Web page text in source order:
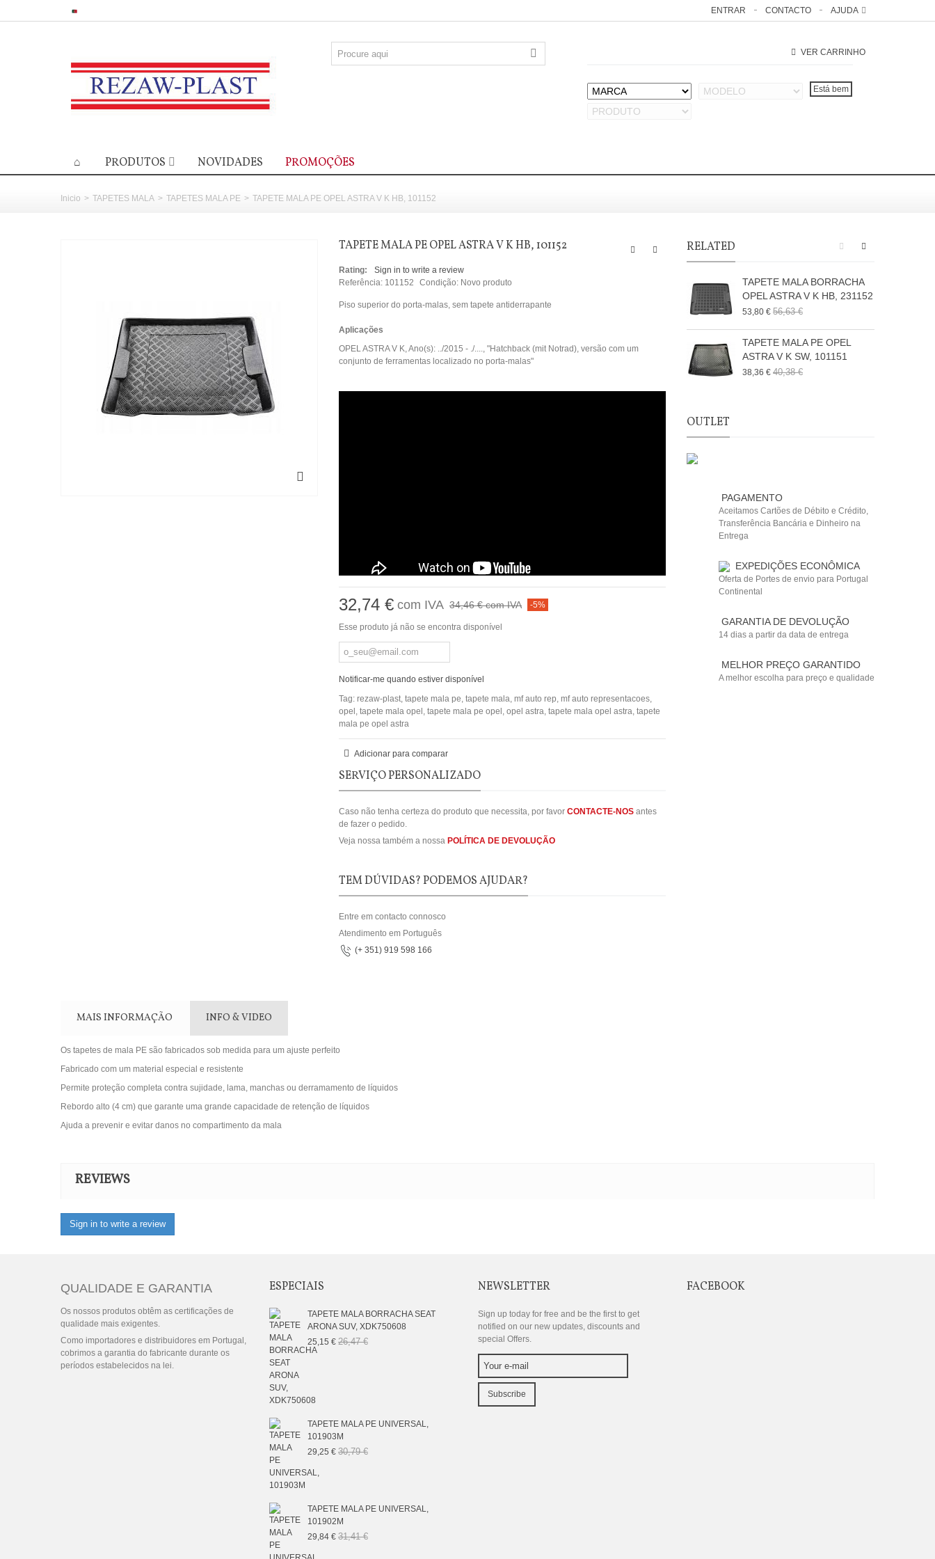
AJUDA
CONTACTO
ENTRAR
VER CARRINHO
PRODUTOS NOVIDADES PROMOÇÕES
Inicio > TAPETES MALA > TAPETES MALA PE > TAPETE MALA PE OPEL ASTRA V K HB, 101152
TAPETE MALA PE OPEL ASTRA V K HB, 101152
Rating:
Sign in to write a review
Referência: 101152 Condição: Novo produto
Piso superior do porta-malas, sem tapete antiderrapante
Aplicações
OPEL ASTRA V K, Ano(s): ../2015 - ./...., "Hatchback (mit Notrad), versão com um
conjunto de ferramentas localizado no porta-malas"
32,74 €com IVA 34,46 €com IVA -5%
Esse produto já não se encontra disponível
Notificar-me quando estiver disponível
Tag: rezaw-plast, tapete mala pe tapete mala mf auto rep mf auto representacoes,
opel tapete mala opel tapete mala pe opel opel astra tapete mala opel astra tapete
mala pe opel astra
Adicionar para comparar
SERVIÇO PERSONALIZADO
Caso não tenha certeza do produto que necessita, por favor CONTACTE-NOSantes
de fazer o pedido.
Veja nossa também a nossa POLÍTICA DE DEVOLUÇÃO
TEM DÚVIDAS? PODEMOS AJUDAR?
Entre em contacto connosco
Atendimento em Português
(+ 351) 919 598 166
RELATED
TAPETE MALA BORRACHA
OPEL ASTRA V K HB, 231152
53,80 € 56,63 €
TAPETE MALA PE OPEL
ASTRA V K SW, 101151
38,36 € 40,38 €
OUTLET
PAGAMENTO
Aceitamos Cartões de Débito e Crédito,
Transferência Bancária e Dinheiro na
Entrega
EXPEDIÇÕES ECONÔMICA
Oferta de Portes de envio para Portugal
Continental
GARANTIA DE DEVOLUÇÃO
14 dias a partir da data de entrega
MELHOR PREÇO GARANTIDO
A melhor escolha para preço e qualidade
MAIS INFORMAÇÃO INFO & VIDEO
Os tapetes de mala PE são fabricados sob medida para um ajuste perfeito
Fabricado com um material especial e resistente
Permite proteção completa contra sujidade, lama, manchas ou derramamento de líquidos
Rebordo alto (4 cm) que garante uma grande capacidade de retenção de líquidos
Ajuda a prevenir e evitar danos no compartimento da mala
REVIEWS
Sign in to write a review
QUALIDADE E GARANTIA
Os nossos produtos obtêm as certificações de
qualidade mais exigentes.
Como importadores e distribuidores em Portugal,
cobrimos a garantia do fabricante durante os
períodos estabelecidos na lei.
ESPECIAIS
TAPETE MALA BORRACHA SEAT
ARONA SUV, XDK750608
25,15 € 26,47 €
TAPETE MALA PE UNIVERSAL,
101903M
29,25 € 30,79 €
TAPETE MALA PE UNIVERSAL,
101902M
29,84 € 31,41 €
NEWSLETTER
Sign up today for free and be the first to get
notified on our new updates, discounts and
special Offers.
Subscribe
FACEBOOK